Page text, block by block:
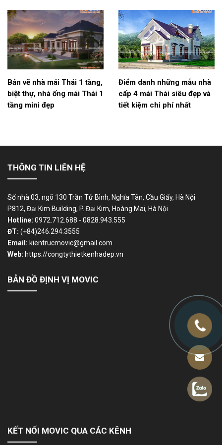
Bản vẽ nhà mái Thái 1 tầng,
biệt thự, nhà ống mái Thái 1
tầng mini đẹp
Điểm danh những mẫu nhà
cấp 4 mái Thái siêu đẹp và
tiết kiệm chi phí nhất
THÔNG TIN LIÊN HỆ
Số nhà 03, ngõ 130 Trần Tử Bình, Nghĩa Tân, Cầu Giấy, Hà Nội
P812, Đại Kim Building, P. Đại Kim, Hoàng Mai, Hà Nội
Hotline: 0972.712.688 - 0828.943.555
ĐT: (+84)246.294.3555
Email: kientrucmovic@gmail.com
Web: https://congtythietkenhadep.vn
BẢN ĐỒ ĐỊNH VỊ MOVIC
KẾT NỐI MOVIC QUA CÁC KÊNH